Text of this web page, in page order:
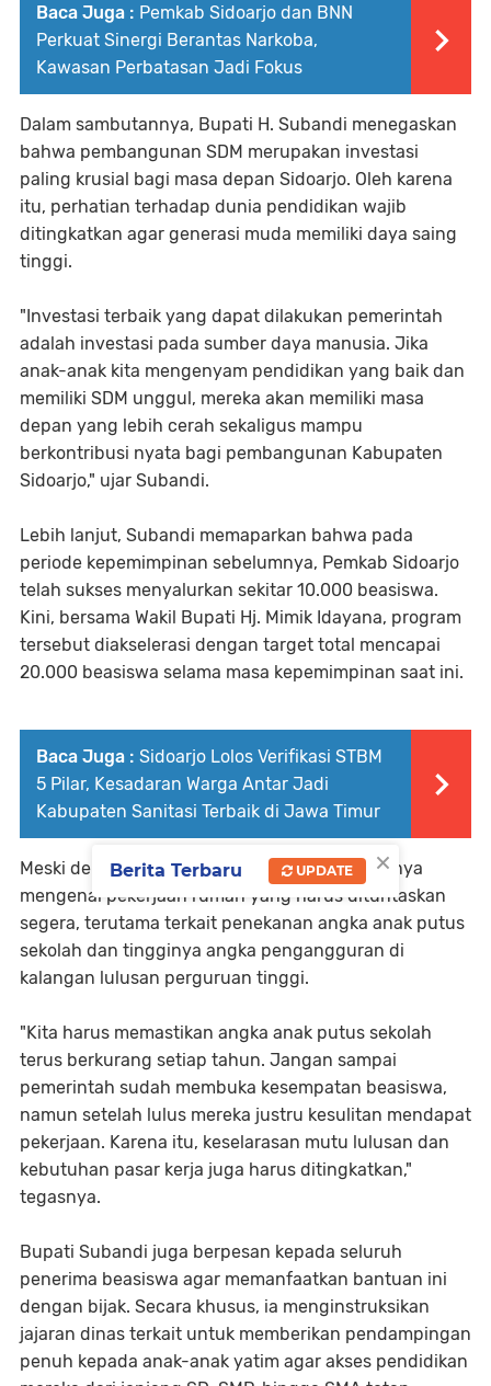
Baca Juga : Pemkab Sidoarjo dan BNN
Perkuat Sinergi Berantas Narkoba,
Kawasan Perbatasan Jadi Fokus
Dalam sambutannya, Bupati H. Subandi menegaskan
bahwa pembangunan SDM merupakan investasi
paling krusial bagi masa depan Sidoarjo. Oleh karena
itu, perhatian terhadap dunia pendidikan wajib
ditingkatkan agar generasi muda memiliki daya saing
tinggi.
"Investasi terbaik yang dapat dilakukan pemerintah
adalah investasi pada sumber daya manusia. Jika
anak-anak kita mengenyam pendidikan yang baik dan
memiliki SDM unggul, mereka akan memiliki masa
depan yang lebih cerah sekaligus mampu
berkontribusi nyata bagi pembangunan Kabupaten
Sidoarjo," ujar Subandi.
Lebih lanjut, Subandi memaparkan bahwa pada
periode kepemimpinan sebelumnya, Pemkab Sidoarjo
telah sukses menyalurkan sekitar 10.000 beasiswa.
Kini, bersama Wakil Bupati Hj. Mimik Idayana, program
tersebut diakselerasi dengan target total mencapai
20.000 beasiswa selama masa kepemimpinan saat ini.
Baca Juga : Sidoarjo Lolos Verifikasi STBM
5 Pilar, Kesadaran Warga Antar Jadi
Kabupaten Sanitasi Terbaik di Jawa Timur
Meski demikian, Bupati mengingatkan jajarannya
mengenai pekerjaan rumah yang harus dituntaskan
segera, terutama terkait penekanan angka anak putus
sekolah dan tingginya angka pengangguran di
kalangan lulusan perguruan tinggi.
"Kita harus memastikan angka anak putus sekolah
terus berkurang setiap tahun. Jangan sampai
pemerintah sudah membuka kesempatan beasiswa,
namun setelah lulus mereka justru kesulitan mendapat
pekerjaan. Karena itu, keselarasan mutu lulusan dan
kebutuhan pasar kerja juga harus ditingkatkan,"
tegasnya.
Bupati Subandi juga berpesan kepada seluruh
penerima beasiswa agar memanfaatkan bantuan ini
dengan bijak. Secara khusus, ia menginstruksikan
jajaran dinas terkait untuk memberikan pendampingan
penuh kepada anak-anak yatim agar akses pendidikan
×
Berita Terbaru UPDATE